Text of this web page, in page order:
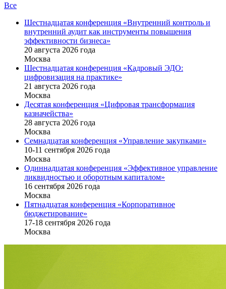
Все
Шестнадцатая конференция «Внутренний контроль и
внутренний аудит как инструменты повышения
эффективности бизнеса»
20 августа 2026 года
Москва
Шестнадцатая конференция «Кадровый ЭДО:
цифровизация на практике»
21 августа 2026 года
Москва
Десятая конференция «Цифровая трансформация
казначейства»
28 августа 2026 года
Москва
Семнадцатая конференция «Управление закупками»
10-11 сентября 2026 года
Москва
Одиннадцатая конференция «Эффективное управление
ликвидностью и оборотным капиталом»
16 cентября 2026 года
Москва
Пятнадцатая конференция «Корпоративное
бюджетирование»
17-18 сентября 2026 года
Москва